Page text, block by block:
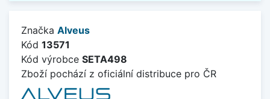
Značka Alveus
Kód 13571
Kód výrobce SETA498
Zboží pochází z oficiální distribuce pro ČR